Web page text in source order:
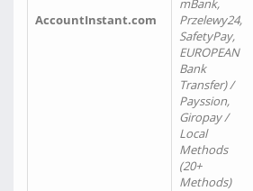
AccountInstant.com
mBank,
Przelewy24,
SafetyPay,
EUROPEAN
Bank
Transfer) /
Payssion,
Giropay /
Local
Methods
(20+
Methods)